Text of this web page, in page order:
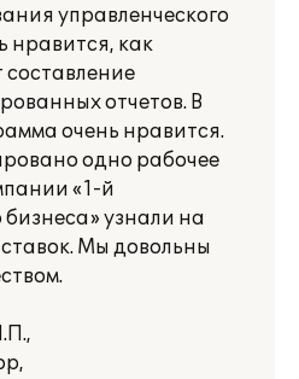
управленческого
нравится, как
отчетов. В
очень нравится.
одно рабочее
«1-й
узнали на
Мы довольны